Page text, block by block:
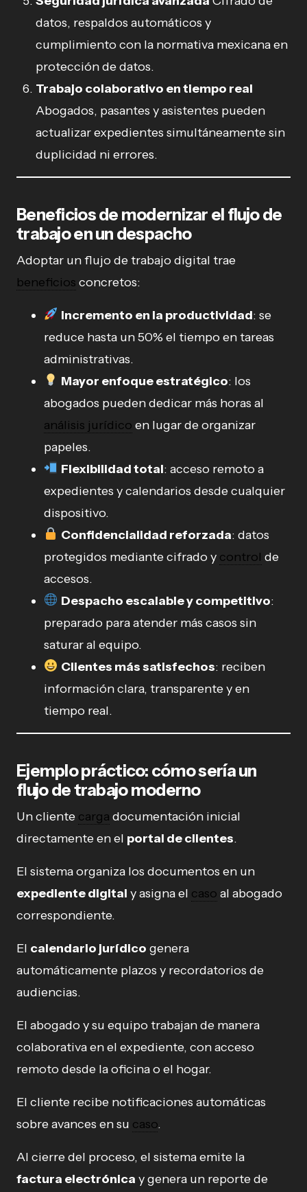
datos, respaldos automáticos y
cumplimiento con la normativa mexicana en
protección de datos.
Trabajo colaborativo en tiempo real
Abogados, pasantes y asistentes pueden
actualizar expedientes simultáneamente sin
duplicidad ni errores.
Beneficios de modernizar el flujo de
trabajo en un despacho
Adoptar un flujo de trabajo digital trae
beneficios concretos:
Incremento en la productividad: se
reduce hasta un 50% el tiempo en tareas
administrativas.
Mayor enfoque estratégico: los
abogados pueden dedicar más horas al
análisis jurídico en lugar de organizar
papeles.
Flexibilidad total: acceso remoto a
expedientes y calendarios desde cualquier
dispositivo.
Confidencialidad reforzada: datos
protegidos mediante cifrado y control de
accesos.
Despacho escalable y competitivo:
preparado para atender más casos sin
saturar al equipo.
Clientes más satisfechos: reciben
información clara, transparente y en
tiempo real.
Ejemplo práctico: cómo sería un
flujo de trabajo moderno
Un cliente carga documentación inicial
directamente en el portal de clientes.
El sistema organiza los documentos en un
expediente digital y asigna el caso al abogado
correspondiente.
El calendario jurídico genera
automáticamente plazos y recordatorios de
audiencias.
El abogado y su equipo trabajan de manera
colaborativa en el expediente, con acceso
remoto desde la oficina o el hogar.
El cliente recibe notificaciones automáticas
sobre avances en su caso.
Al cierre del proceso, el sistema emite la
factura electrónica y genera un reporte de